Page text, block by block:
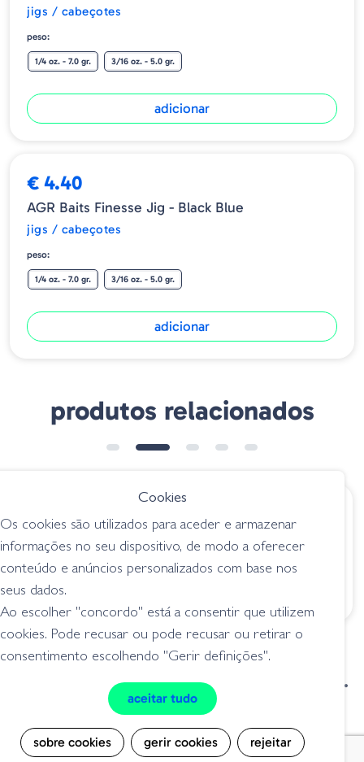
jigs / cabeçotes
peso:
1/4 oz. - 7.0 gr. 3/16 oz. - 5.0 gr.
adicionar
€ 4.40
AGR Baits Finesse Jig - Black Blue
jigs / cabeçotes
peso:
1/4 oz. - 7.0 gr. 3/16 oz. - 5.0 gr.
adicionar
produtos relacionados
€ 7.95
Missile Baits
Warlock Head
Corn Head
jigs / cabeçotes
condições de venda
livro de reclamações
privacidade
cookies
Grilo Pesca - Loja de Pesca e Competição © Todos os direitos reservados |
Desenvolvido porBomsite
Cookies
Os cookies são utilizados para aceder e armazenar
informações no seu dispositivo, de modo a oferecer
conteúdo e anúncios personalizados com base nos
seus dados.
Ao escolher "concordo" está a consentir que utilizem
cookies. Pode recusar ou pode recusar ou retirar o
consentimento escolhendo "Gerir definições".
aceitar tudo
sobre cookies gerir cookies rejeitar